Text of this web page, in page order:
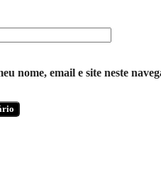
nome, email e site neste